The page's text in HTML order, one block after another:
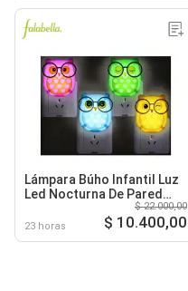
Lámpara Búho Infantil Luz
Led Nocturna De Pared
23 horas
$ 22.000,00
$ 10.400,00